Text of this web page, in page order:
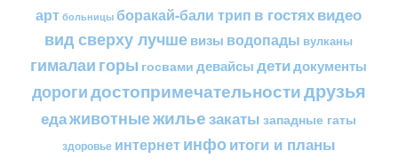
арт больницы боракай-бали трип в гостяхвидео
вид сверху лучшевизы водопады вулканы
гималаи горы госвами девайсы детидокументы
дорогидостопримечательностидрузья
едаживотныежильезакаты западные гаты
здоровье интернетинфоитоги и планы